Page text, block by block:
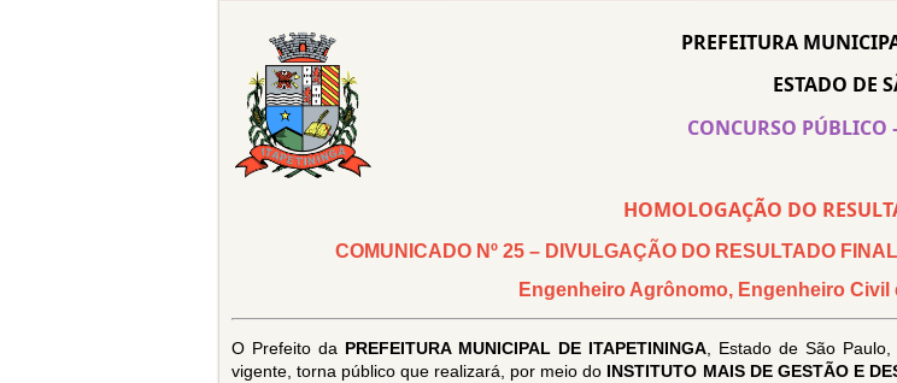
PREFEITURA
ESTADO DE
CONCURSO PÚBLICO
HOMOLOGAÇÃO DO
COMUNICADO Nº 25 – DIVULGAÇÃO DO RESULTADO
Engenheiro Agrônomo, Engenheiro Civil
O Prefeito da PREFEITURA MUNICIPAL DE ITAPETININGA, Estado de São
vigente, torna público que realizará, por meio do INSTITUTO MAIS DE GESTÃO E